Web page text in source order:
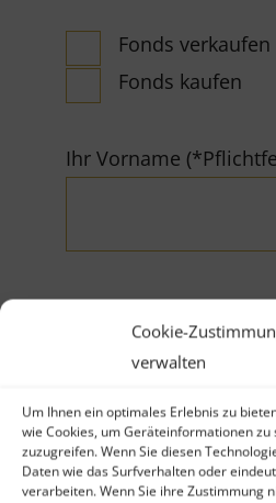
Cookie-
verwalten
Um Ihnen ein optimales Erlebnis zu
wie Cookies, um Geräteinformationen
zuzugreifen. Wenn Sie diesen
Daten wie das Surfverhalten oder
verarbeiten. Wenn Sie ihre Zustimmung
Fonds verkaufen
Fonds kaufen
Ihr Vorname
Ihr Nachname